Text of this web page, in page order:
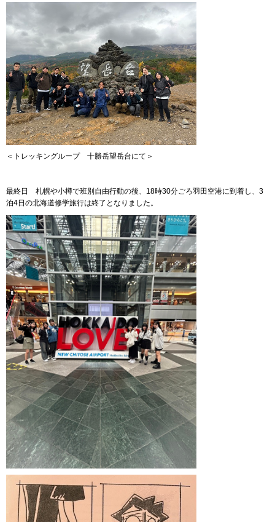
＜トレッキングループ 十勝岳望岳台にて＞
最終日 札幌や小樽で班別自由行動の後、18時30分ごろ羽田空港に到着し、3
泊4日の北海道修学旅行は終了となりました。